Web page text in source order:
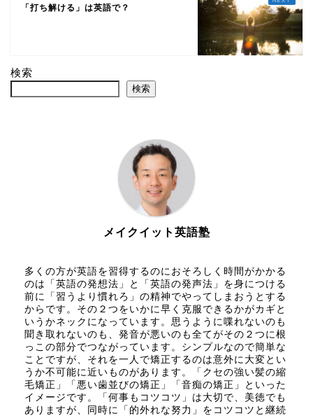
「打ち解ける」は英語で？
検索
検索
メイクイット英語塾
多くの方が英語を習得するのにおそろしく時間がかかる
のは「英語の発想法」と「英語の発声法」を身につける
前に「習うより慣れろ」の精神でやってしまおうとする
からです。その２つをいかに早く克服できるかがカギと
いうかネックになっています。思うように喋れないのも
聞き取れないのも、発音が悪いのも全てがその２つに根
っこの部分でつながっています。シンプルなので簡単な
ことですが、それを一人で矯正するのは意外に大変とい
うか不可能に近いものがあります。「クセの強い髪の縮
毛矯正」「悪い歯並びの矯正」「音痴の矯正」といった
イメージです。「何事もコツコツ」は大切で、美徳でも
ありますが、同時に「的外れな努力」をコツコツと継続